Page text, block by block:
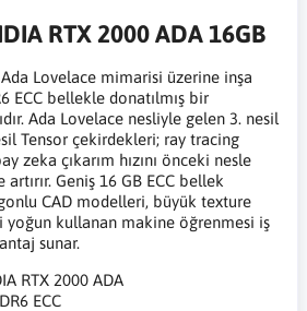
RTX 2000 ADA 16GB
Ada Lovelace mimarisi üzerine inşa
ECC bellekle donatılmış bir
Ada Lovelace nesliyle gelen 3. nesil
Tensor çekirdekleri; ray tracing
zeka çıkarım hızını önceki nesle
Geniş 16 GB ECC bellek
CAD modelleri, büyük texture
yoğun kullanan makine öğrenmesi iş
sunar.
RTX 2000 ADA
ECC